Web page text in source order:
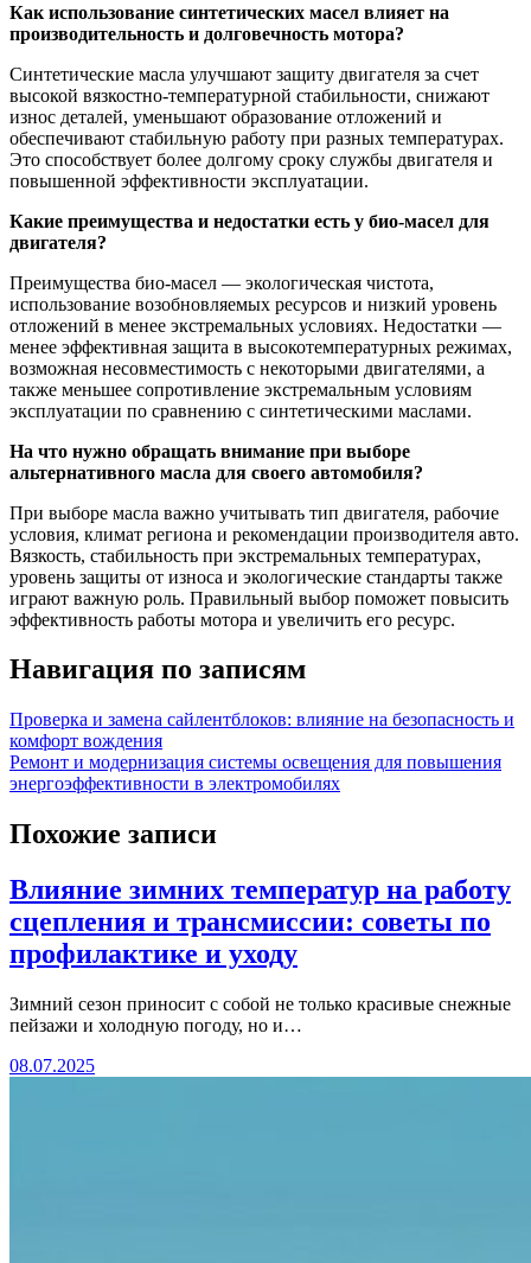
Как использование синтетических масел влияет на
производительность и долговечность мотора?
Синтетические масла улучшают защиту двигателя за счет
высокой вязкостно-температурной стабильности, снижают
износ деталей, уменьшают образование отложений и
обеспечивают стабильную работу при разных температурах.
Это способствует более долгому сроку службы двигателя и
повышенной эффективности эксплуатации.
Какие преимущества и недостатки есть у био-масел для
двигателя?
Преимущества био-масел — экологическая чистота,
использование возобновляемых ресурсов и низкий уровень
отложений в менее экстремальных условиях. Недостатки —
менее эффективная защита в высокотемпературных режимах,
возможная несовместимость с некоторыми двигателями, а
также меньшее сопротивление экстремальным условиям
эксплуатации по сравнению с синтетическими маслами.
На что нужно обращать внимание при выборе
альтернативного масла для своего автомобиля?
При выборе масла важно учитывать тип двигателя, рабочие
условия, климат региона и рекомендации производителя авто.
Вязкость, стабильность при экстремальных температурах,
уровень защиты от износа и экологические стандарты также
играют важную роль. Правильный выбор поможет повысить
эффективность работы мотора и увеличить его ресурс.
Навигация по записям
Проверка и замена сайлентблоков: влияние на безопасность и
комфорт вождения
Ремонт и модернизация системы освещения для повышения
энергоэффективности в электромобилях
Похожие записи
Влияние зимних температур на работу
сцепления и трансмиссии: советы по
профилактике и уходу
Зимний сезон приносит с собой не только красивые снежные
пейзажи и холодную погоду, но и…
08.07.2025